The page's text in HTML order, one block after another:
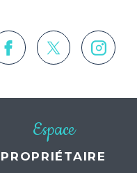
Espace
PROPRIÉTAIRE